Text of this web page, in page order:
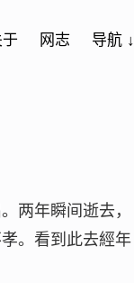
网志 导航 ↓
两年瞬间逝去，
。看到此去經年